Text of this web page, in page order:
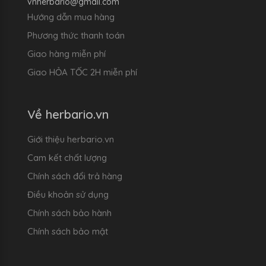
Hướng dẫn mua hàng
Phương thức thanh toán
Giao hàng miễn phí
Giao HỎA TỐC 2H miễn phí
Về herbario.vn
Giới thiệu herbario.vn
Cam kết chất lượng
Chính sách đổi trả hàng
Điều khoản sử dụng
Chính sách bảo hành
Chính sách bảo mật